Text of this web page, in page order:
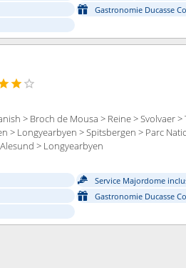
Gastronomie Ducasse
> Broch de Mousa > Reine > Svolvaer >
> Longyearbyen > Spitsbergen > Parc
> Longyearbyen
Service Majordome
Gastronomie Ducasse